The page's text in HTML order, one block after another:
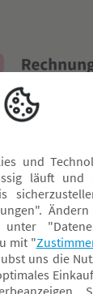
Versandkosten. Der